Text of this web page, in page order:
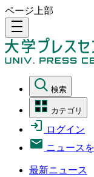
ページ上部
density_medium
検索
カテゴリ
ログイン
ニュース
最新ニュース